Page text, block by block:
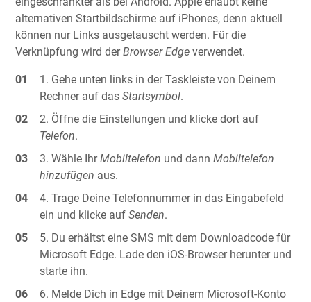
alternativen Startbildschirme auf iPhones, denn aktuell
können nur Links ausgetauscht werden. Für die
Verknüpfung wird derBrowser Edge verwendet.
Gehe unten links in der Taskleiste von Deinem
Rechner auf dasStartsymbol.
Öffne die Einstellungen und klicke dort auf
Telefon.
Wähle IhrMobiltelefon und dannMobiltelefon
hinzufügen aus.
Trage Deine Telefonnummer in das Eingabefeld
ein und klicke aufSenden.
Du erhältst eine SMS mit dem Downloadcode für
Microsoft Edge. Lade den iOS-Browser herunter und
starte ihn.
Melde Dich in Edge mit Deinem Microsoft-Konto